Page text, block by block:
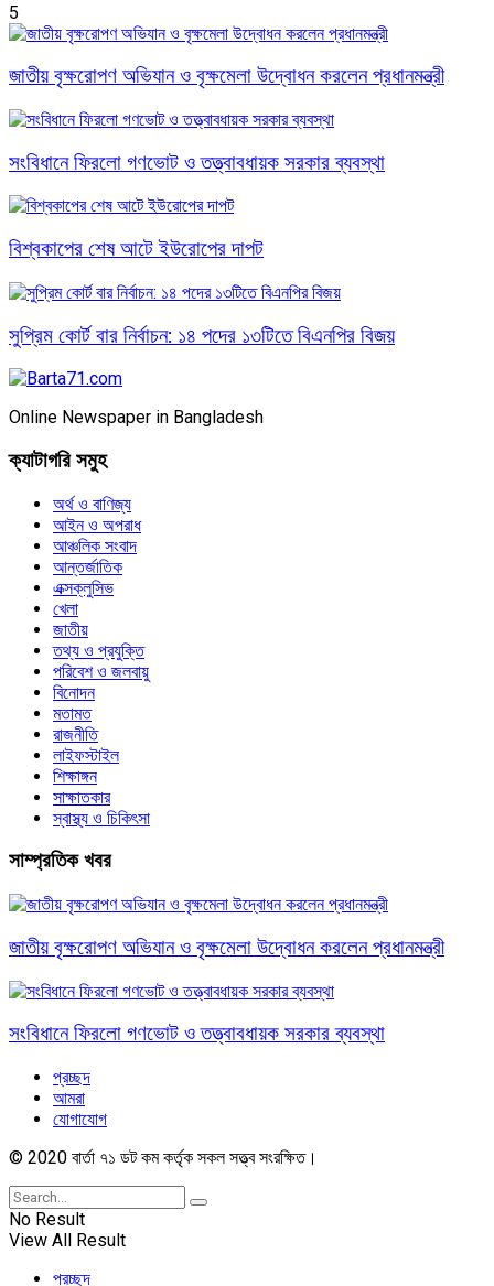
5
জাতীয় বৃক্ষরোপণ অভিযান ও বৃক্ষমেলা উদ্বোধন করলেন প্রধানমন্ত্রী
সংবিধানে ফিরলো গণভোট ও তত্ত্বাবধায়ক সরকার ব্যবস্থা
বিশ্বকাপের শেষ আটে ইউরোপের দাপট
সুপ্রিম কোর্ট বার নির্বাচন: ১৪ পদের ১৩টিতে বিএনপির বিজয়
Online Newspaper in Bangladesh
ক্যাটাগরি সমুহ
অর্থ ও বাণিজ্য
আইন ও অপরাধ
আঞ্চলিক সংবাদ
আন্তর্জাতিক
এক্সক্লুসিভ
খেলা
জাতীয়
তথ্য ও প্রযুক্তি
পরিবেশ ও জলবায়ু
বিনোদন
মতামত
রাজনীতি
লাইফস্টাইল
শিক্ষাঙ্গন
সাক্ষাতকার
স্বাস্থ্য ও চিকিৎসা
সাম্প্রতিক খবর
জাতীয় বৃক্ষরোপণ অভিযান ও বৃক্ষমেলা উদ্বোধন করলেন প্রধানমন্ত্রী
সংবিধানে ফিরলো গণভোট ও তত্ত্বাবধায়ক সরকার ব্যবস্থা
প্রচ্ছদ
আমরা
যোগাযোগ
© 2020 বার্তা ৭১ ডট কম কর্তৃক সকল সত্ত্ব সংরক্ষিত।
No Result
View All Result
প্রচ্ছদ